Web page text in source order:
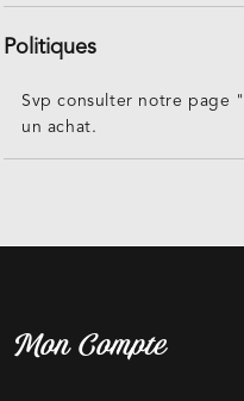
Politiques
Svp consulter notre page "
un achat.
Mon Compte